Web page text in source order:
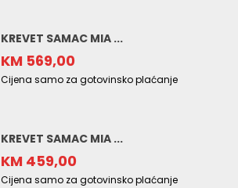
KREVET SAMAC MIA ...
KM 569,00
Cijena samo za gotovinsko plaćanje
KREVET SAMAC MIA ...
KM 459,00
Cijena samo za gotovinsko plaćanje